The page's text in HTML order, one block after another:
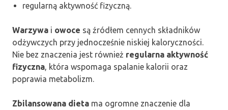
regularną aktywność fizyczną.
Warzywa i owoce są źródłem cennych składników
odżywczych przy jednocześnie niskiej kaloryczności.
Nie bez znaczenia jest również regularna aktywność
fizyczna, która wspomaga spalanie kalorii oraz
poprawia metabolizm.
Zbilansowana dieta ma ogromne znaczenie dla